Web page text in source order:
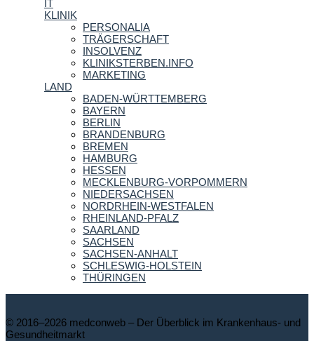
IT
KLINIK
PERSONALIA
TRÄGERSCHAFT
INSOLVENZ
KLINIKSTERBEN.INFO
MARKETING
LAND
BADEN-WÜRTTEMBERG
BAYERN
BERLIN
BRANDENBURG
BREMEN
HAMBURG
HESSEN
MECKLENBURG-VORPOMMERN
NIEDERSACHSEN
NORDRHEIN-WESTFALEN
RHEINLAND-PFALZ
SAARLAND
SACHSEN
SACHSEN-ANHALT
SCHLESWIG-HOLSTEIN
THÜRINGEN
© 2016–2026 medconweb – Der Überblick im Krankenhaus- und
Gesundheitmarkt